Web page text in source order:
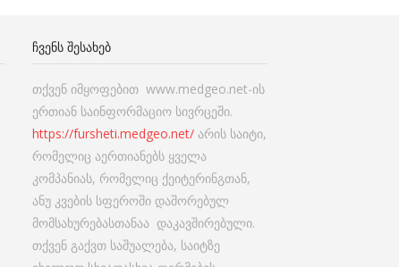
ᲩᲕᲔᲜᲡ ᲨᲔᲡᲐᲮᲔᲑ
თქვენ იმყოფებით www.medgeo.net-ის
ერთიან საინფორმაციო სივრცეში.
https://fursheti.medgeo.net/არის საიტი,
რომელიც აერთიანებს ყველა
კომპანიას, რომელიც ქეიტერინგთან,
ანუ კვების სფეროში დაშორებულ
მომსახურებასთანაა დაკავშირებული.
თქვენ გაქვთ საშუალება, საიტზე